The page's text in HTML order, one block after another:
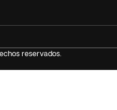
reservados.